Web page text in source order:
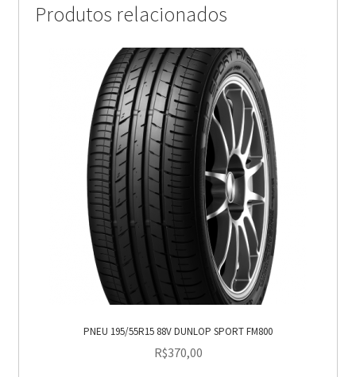
Produtos relacionados
PNEU 195/55R15 88V DUNLOP SPORT FM800
R$370,00